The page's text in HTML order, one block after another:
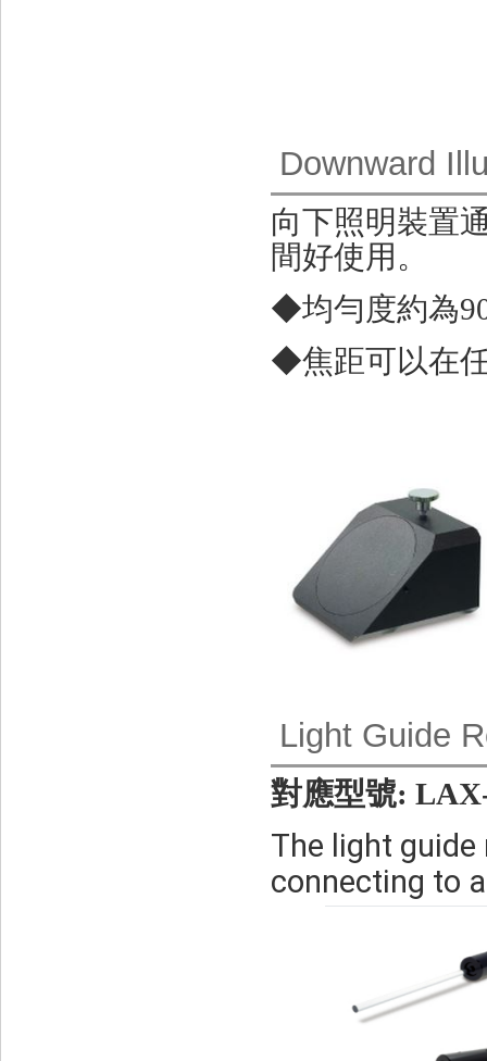
Downward
向下照明裝置
間好使用。
◆均勻度約為
◆焦距可以在
Light Guide
對應型號:
The light
connecting to